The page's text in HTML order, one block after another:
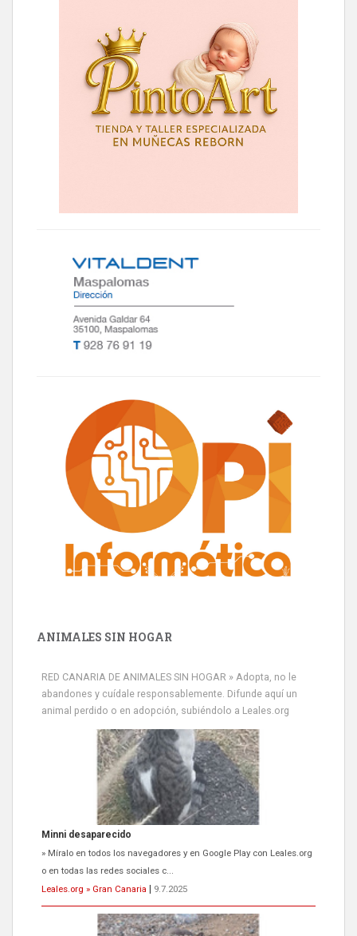
ANIMALES SIN HOGAR
RED CANARIA DE ANIMALES SIN HOGAR » Adopta, no le
abandones y cuídale responsablemente. Difunde aquí un
animal perdido o en adopción, subiéndolo a Leales.org
Minni desaparecido
» Míralo en todos los navegadores y en Google Play con Leales.org
o en todas las redes sociales c...
Leales.org » Gran Canaria
9.7.2025